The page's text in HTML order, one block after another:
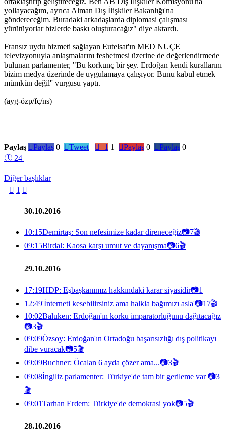
yollayacağım, ayrıca Alman Dış İlişkiler Bakanlığı'na
göndereceğim. Buradaki arkadaşlarda diplomasi çalışması
yürütüyorlar bizlerde baskı oluşturacağız" diye aktardı.
Fransız uydu hizmeti sağlayan Eutelsat'ın MED NUÇE
televizyonuyla anlaşmalarını feshetmesi üzerine de değerlendirmede
bulunan parlamenter, "Bu korkunç bir şey. Erdoğan kendi kurallarını
bizim medya üzerinde de uygulamaya çalışıyor. Bunu kabul etmek
mümkün değil'' vurgusu yaptı.
(ayg-özp/fç/ns)
Paylaş Paylaş 0 Tweet +1 1 Paylaş 0 Paylaş 0
🕔 24
Diğer başlıklar
 1 
30.10.2016
10:15Demirtaş: Son nefesimize kadar direneceğiz📷7🎬
09:15Birdal: Kaosa karşı umut ve dayanışma📷6🎬
29.10.2016
17:19HDP: Eşbaşkanımız hakkındaki karar siyasidir📷1
12:49'İnterneti kesebilirsiniz ama halkla bağımızı asla'📷17🎬
10:02Baluken: Erdoğan'ın korku imparatorluğunu dağıtacağız
📷3🎬
09:09Özsoy: Erdoğan'ın Ortadoğu başarısızlığı dış politikayı
dibe vuracak📷5🎬
09:09Buchner: Öcalan 6 ayda çözer ama...📷3🎬
09:08İngiliz parlamenter: Türkiye'de tam bir gerileme var📷3
🎬
09:01Tarhan Erdem: Türkiye'de demokrasi yok📷5🎬
28.10.2016